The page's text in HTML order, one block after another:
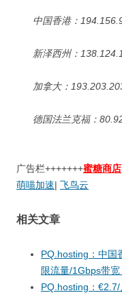
中国香港：
新泽西州：
加拿大：
德国法兰克福：
广告栏+++++++蜜糖商店
萌喵加速| 飞鸟云
相关文章
PQ.hosting：中国
限流量/1Gbps带
PQ.hosting：